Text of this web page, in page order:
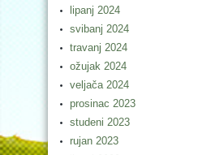
lipanj 2024
svibanj 2024
travanj 2024
ožujak 2024
veljača 2024
prosinac 2023
studeni 2023
rujan 2023